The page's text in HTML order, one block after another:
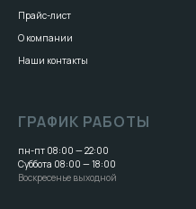
Прайс-лист
О компании
Наши контакты
ГРАФИК РАБОТЫ
пн-пт 08:00 — 22:00
Суббота 08:00 — 18:00
Воскресенье выходной